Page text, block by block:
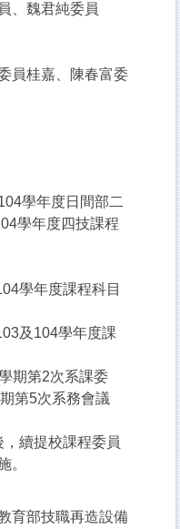
、魏君純委員
員桂嘉、陳春富委
學年度日間部二
學年度四技課程
學年度課程科目
及104學年度課
期第2次系課委
第5次系務會議
續提校課程委員
。
育部技職再造設備